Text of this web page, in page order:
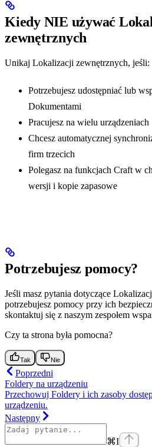
Kiedy NIE używać
zewnętrznych
Unikaj Lokalizacji zewnętrznych, jeśli:
Potrzebujesz udostępniać lub
Dokumentami
Pracujesz na wielu urządzeniach
Chcesz automatycznej
firm trzecich
Polegasz na funkcjach Craft w
wersji i kopie zapasowe
Potrzebujesz pomocy?
Jeśli masz pytania dotyczące
potrzebujesz pomocy przy ich
skontaktuj się z naszym zespołem
Czy ta strona była pomocna?
Tak Nie
Poprzedni
Foldery na urządzeniu
Przechowuj Foldery i ich zasoby
urządzeniu.
Następny
⌘I